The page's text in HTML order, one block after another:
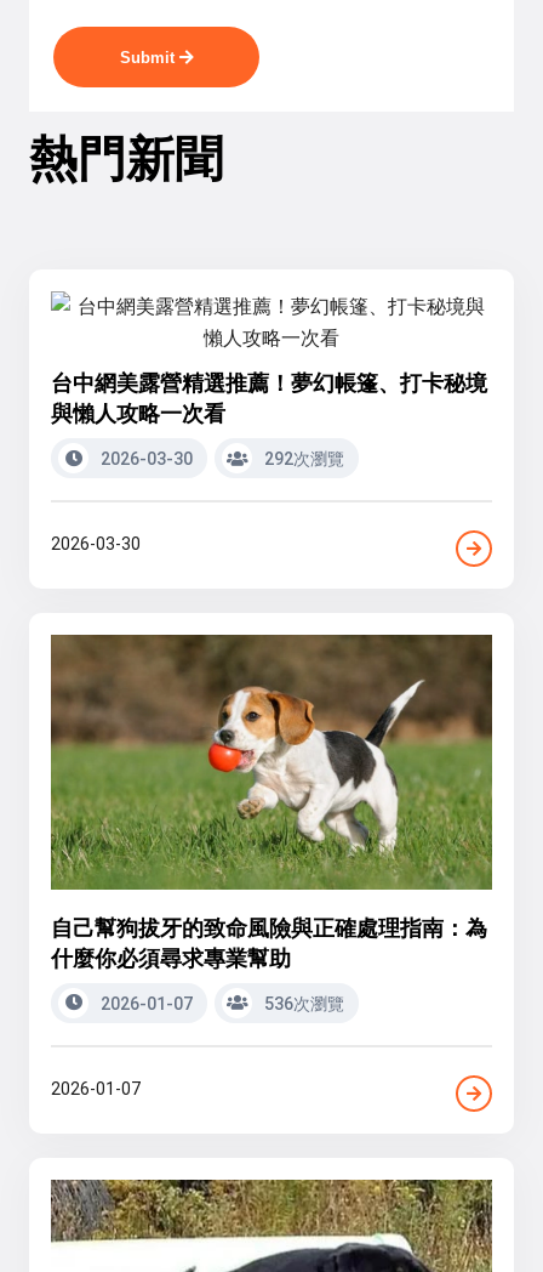
Submit
熱門新聞
台中網美露營精選推薦！夢幻帳篷、打卡秘境
與懶人攻略一次看
2026-03-30 292次瀏覽
2026-03-30
自己幫狗拔牙的致命風險與正確處理指南：為
什麼你必須尋求專業幫助
2026-01-07 536次瀏覽
2026-01-07